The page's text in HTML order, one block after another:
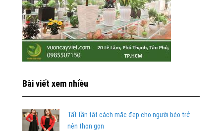
Bài viết xem nhiều
Tất tần tật cách mặc đẹp cho người béo trở
nên thon gọn